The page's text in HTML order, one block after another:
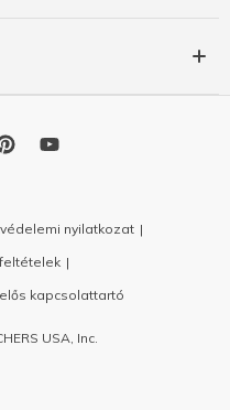
nyilatkozat
kapcsolattartó
USA, Inc.